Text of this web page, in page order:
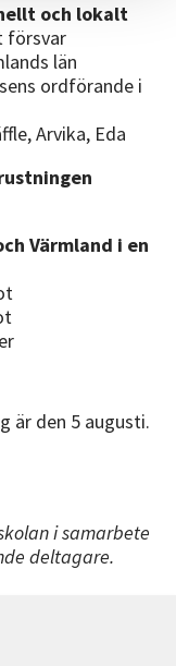
och lokalt
försvar
län
ordförande i
Arvika, Eda
Värmland i en
är den 5 augusti.
i samarbete
deltagare.